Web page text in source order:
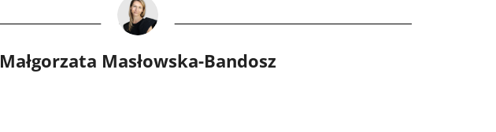
Małgorzata Masłowska-Bandosz